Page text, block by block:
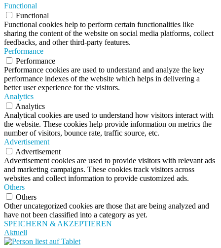
Functional
Functional
Functional cookies help to perform certain functionalities like
sharing the content of the website on social media platforms, collect
feedbacks, and other third-party features.
Performance
Performance
Performance cookies are used to understand and analyze the key
performance indexes of the website which helps in delivering a
better user experience for the visitors.
Analytics
Analytics
Analytical cookies are used to understand how visitors interact with
the website. These cookies help provide information on metrics the
number of visitors, bounce rate, traffic source, etc.
Advertisement
Advertisement
Advertisement cookies are used to provide visitors with relevant ads
and marketing campaigns. These cookies track visitors across
websites and collect information to provide customized ads.
Others
Others
Other uncategorized cookies are those that are being analyzed and
have not been classified into a category as yet.
SPEICHERN & AKZEPTIEREN
Aktuell